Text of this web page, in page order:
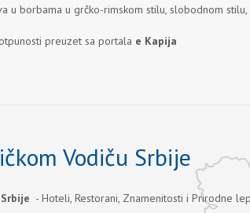
u borbama u grčko-rimskom stilu, slobodnom
preuzet sa portala e Kapija
Vodiču Srbije
- Hoteli, Restorani, Znamenitosti i Prirodne